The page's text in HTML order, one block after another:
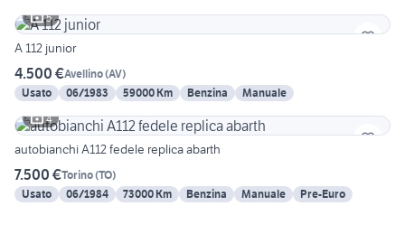
5
A 112 junior
4.500 €Avellino(AV)
Usato
06/1983 59000 Km Benzina
Manuale
4
autobianchi A112 fedele replica abarth
7.500 €Torino(TO)
Usato
06/1984 73000 Km Benzina Manuale Pre-Euro